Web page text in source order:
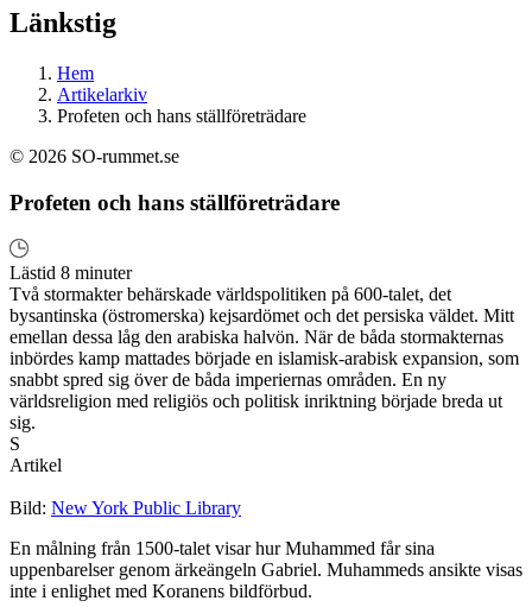
Länkstig
Hem
Artikelarkiv
Profeten och hans ställföreträdare
© 2026 SO-rummet.se
Profeten och hans ställföreträdare
Lästid 8 minuter
Två stormakter behärskade världspolitiken på 600-talet, det
bysantinska (östromerska) kejsardömet och det persiska väldet. Mitt
emellan dessa låg den arabiska halvön. När de båda stormakternas
inbördes kamp mattades började en islamisk-arabisk expansion, som
snabbt spred sig över de båda imperiernas områden. En ny
världsreligion med religiös och politisk inriktning började breda ut
sig.
S
Artikel
Bild: New York Public Library
En målning från 1500-talet visar hur Muhammed får sina
uppenbarelser genom ärkeängeln Gabriel. Muhammeds ansikte visas
inte i enlighet med Koranens bildförbud.